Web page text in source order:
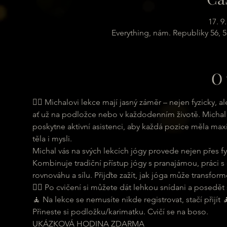
17.
Everything, nám. Republiky 56,
🧘‍♀ Michalovi lekce mají jasný záměr – nejen
ať už na podložce nebo v každodenním životě.
poskytne aktivní asistenci, aby každá pozice měla
těla i mysli.
Michal vás na svých lekcích jógy provede nejen přes
Kombinuje tradiční přístup jógy s pranajámou, práci
rovnováhu a sílu. Přijďte zažít, jak jóga může
🧘‍♂ Po cvičení si můžete dát lehkou snídani a posedět
🧘 Na lekce se nemusíte nikde registrovat, stačí přijít
Přineste si podložku/karimatku. Cvičí se na boso.
UKÁZKOVÁ HODINA ZDARMA